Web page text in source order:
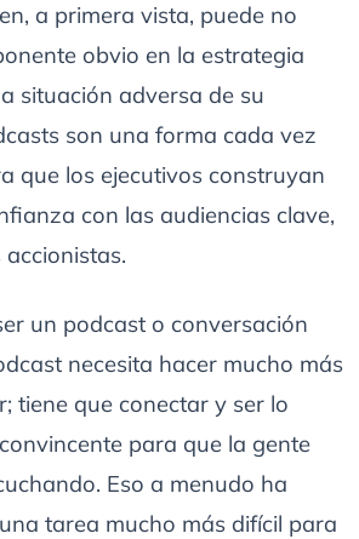
a primera vista, puede no
obvio en la estrategia
situación adversa de su
son una forma cada vez
que los ejecutivos construyan
con las audiencias clave,
un podcast o conversación
necesita hacer mucho más
tiene que conectar y ser lo
para que la gente
Eso a menudo ha
tarea mucho más difícil para